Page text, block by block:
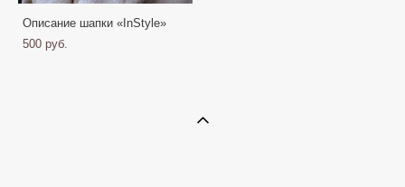
Описание шапки «InStyle»
500 pуб.